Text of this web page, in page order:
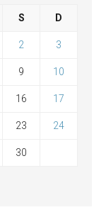
S D
2 3
9 10
16 17
23 24
30